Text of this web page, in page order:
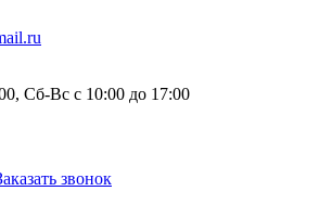
Сб-Вс с 10:00 до 17:00
звонок